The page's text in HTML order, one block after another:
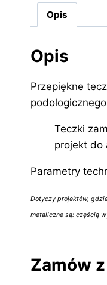
Opis
Opis
Przepiękne
Teczki
projekt do
Parametry
Dotyczy projektów,
metaliczne są: częścią
Zamów